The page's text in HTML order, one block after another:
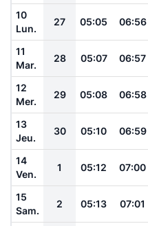
10
Lun.
27 05:05 06:56
11
Mar.
28 05:07 06:57
12
Mer.
29 05:08 06:58
13
Jeu.
30 05:10 06:59
14
Ven.
1 05:12 07:00
15
Sam.
2 05:13 07:01